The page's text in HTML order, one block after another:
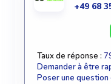
+49 68
Taux de réponse :
Demander à être
Poser une question